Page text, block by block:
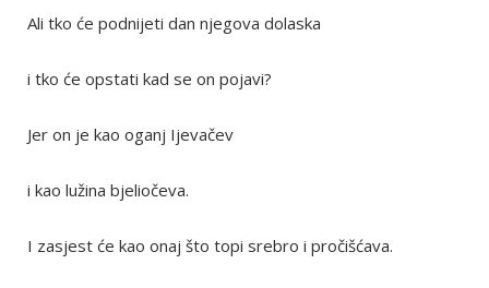
Ali tko će podnijeti dan njegova dolaska
i tko će opstati kad se on pojavi?
Jer on je kao oganj Ijevačev
i kao lužina bjeliočeva.
I zasjest će kao onaj što topi srebro i pročišćava.